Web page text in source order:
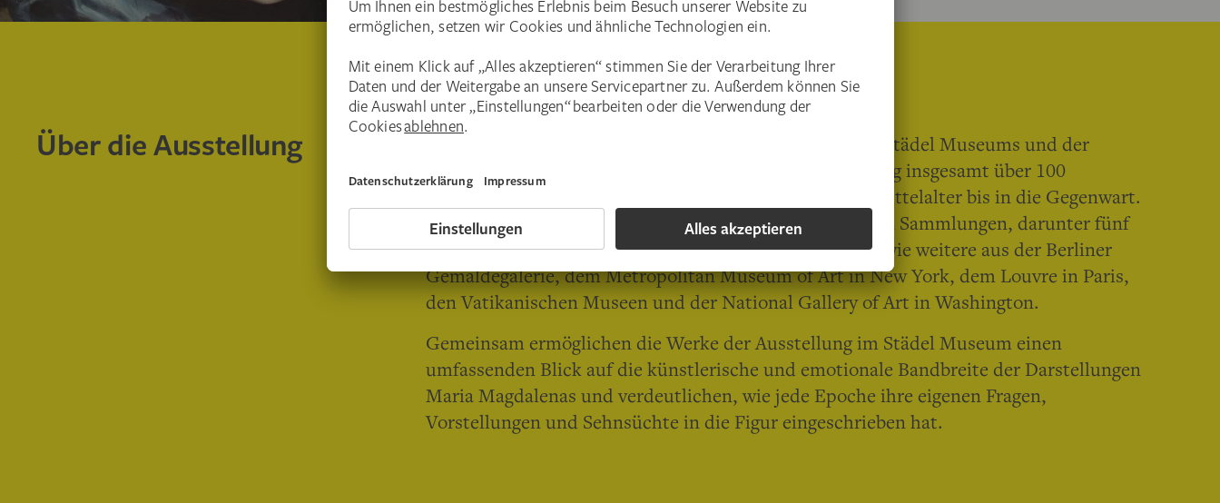
Über die Ausstellung
Ausgehend von zentralen Werken der Sammlungen des Städel Museums und der
Liebieghaus Skulpturensammlung
vereint die Ausstellung insgesamt über 100
hochkarätige Gemälde, Skulpturen und Grafiken vom Mittelalter bis in die Gegenwart.
Dazu gehören bedeutende Leihgaben aus internationalen Sammlungen, darunter fünf
exzellente Werke aus der National Gallery in London sowie weitere aus der Berliner
Gemäldegalerie, dem Metropolitan Museum of Art in New York, dem Louvre in Paris,
den Vatikanischen Museen und der National Gallery of Art in Washington.
Gemeinsam ermöglichen die Werke der Ausstellung im Städel Museum einen
umfassenden Blick auf die künstlerische und emotionale Bandbreite der Darstellungen
Maria Magdalenas und verdeutlichen, wie jede Epoche ihre eigenen Fragen,
Vorstellungen und Sehnsüchte in die Figur eingeschrieben hat.